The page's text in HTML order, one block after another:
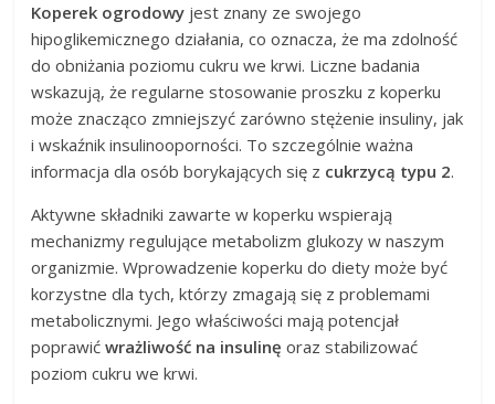
Koperek ogrodowy jest znany ze swojego
hipoglikemicznego działania, co oznacza, że ma zdolność
do obniżania poziomu cukru we krwi. Liczne badania
wskazują, że regularne stosowanie proszku z koperku
może znacząco zmniejszyć zarówno stężenie insuliny, jak
i wskaźnik insulinooporności. To szczególnie ważna
informacja dla osób borykających się z cukrzycą typu 2.
Aktywne składniki zawarte w koperku wspierają
mechanizmy regulujące metabolizm glukozy w naszym
organizmie. Wprowadzenie koperku do diety może być
korzystne dla tych, którzy zmagają się z problemami
metabolicznymi. Jego właściwości mają potencjał
poprawićwrażliwość na insulinę oraz stabilizować
poziom cukru we krwi.